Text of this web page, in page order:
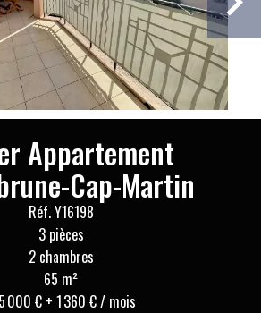
Appartement
Cap-Martin
Réf. Y16198
3 pièces
2 chambres
65 m²
000 € + 1 360 € / mois